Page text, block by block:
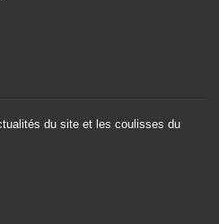
du site et les coulisses du